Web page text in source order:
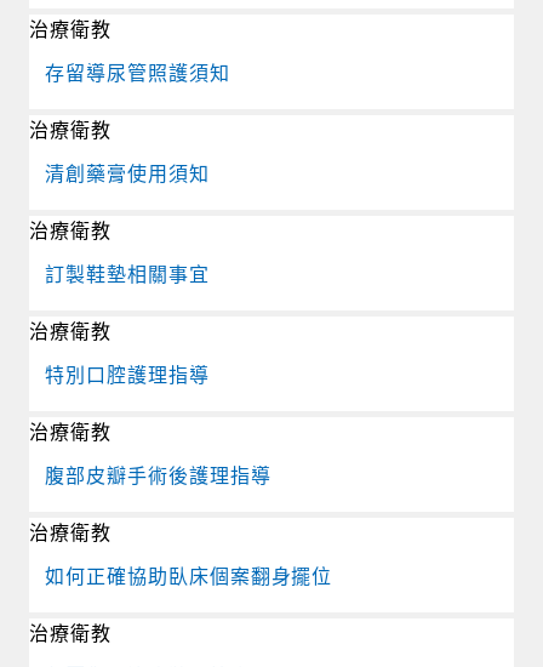
存留導尿管照護須知
治療衛教
清創藥膏使用須知
治療衛教
訂製鞋墊相關事宜
治療衛教
特別口腔護理指導
治療衛教
腹部皮瓣手術後護理指導
治療衛教
如何正確協助臥床個案翻身擺位
治療衛教
治療衛教